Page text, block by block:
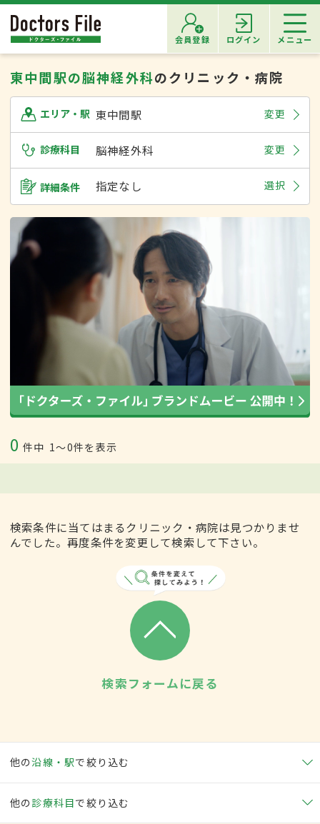
会員登録 ログイン メニュー
東中間駅の脳神経外科のクリニック・病院
エリア・駅 東中間駅 変更
診療科目 脳神経外科 変更
詳細条件 指定なし 選択
0 件中 1〜0件を表示
検索条件に当てはまるクリニック・病院は見つかりませ
んでした。再度条件を変更して検索して下さい。
検索フォームに戻る
他の沿線・駅で絞り込む
他の 診療科目で絞り込む